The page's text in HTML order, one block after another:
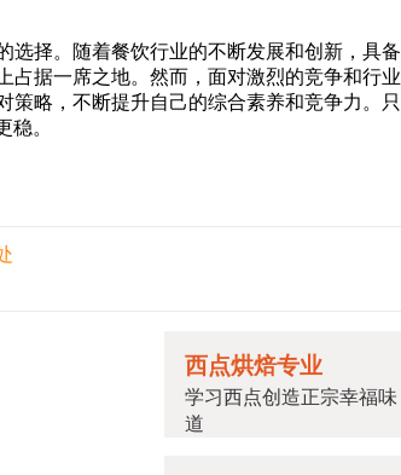
选择。随着餐饮行业的不断发展和创新，具备
占据一席之地。然而，面对激烈的竞争和行业
略，不断提升自己的综合素养和竞争力。只
稳。
西点烘焙专业
学习西点创造正宗幸福味
道